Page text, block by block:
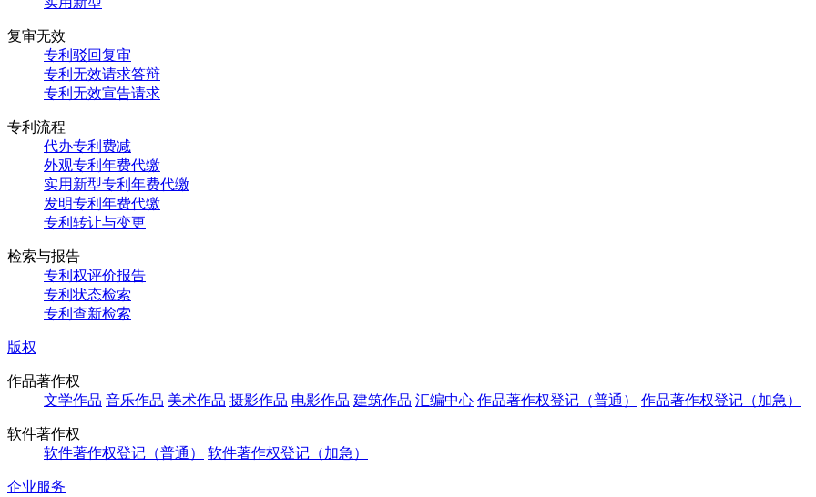
复审无效
专利驳回复审
专利无效请求答辩
专利无效宣告请求
专利流程
代办专利费减
外观专利年费代缴
实用新型专利年费代缴
发明专利年费代缴
专利转让与变更
检索与报告
专利权评价报告
专利状态检索
专利查新检索
版权
作品著作权
文学作品 音乐作品 美术作品 摄影作品 电影作品 建筑作品 汇编中心 作品著作权登记（普通） 作品著作权登记（加急）
软件著作权
软件著作权登记（普通）
软件著作权登记（加急）
企业服务